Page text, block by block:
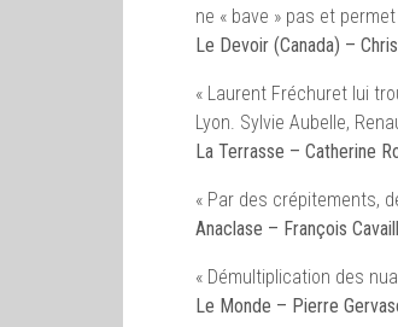
ne « bave » pas et
Le Devoir (Canada) –
« Laurent Fréchuret lui
Lyon. Sylvie Aubelle,
La Terrasse – Catherine
« Par des crépitements,
Anaclase – François
« Démultiplication des
Le Monde – Pierre